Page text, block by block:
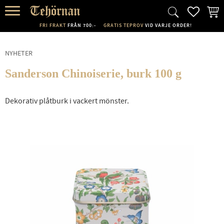
FRI FRAKT FRÅN 700:- GRATIS TEPROV VID VARJE ORDER!
NYHETER
Sanderson Chinoiserie, burk 100 g
Dekorativ plåtburk i vackert mönster.